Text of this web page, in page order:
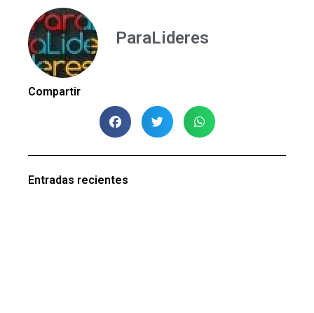
ParaLideres
Compartir
Entradas recientes